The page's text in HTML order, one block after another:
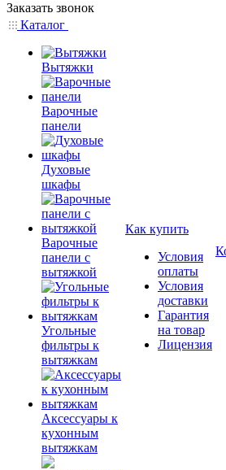
Заказать звонок
Каталог
Вытяжки
Варочные
панели
Духовые
шкафы
Варочные
панели с
вытяжкой
Угольные
фильтры к
вытяжкам
Аксессуары к
кухонным
вытяжкам
Как купить
Условия
оплаты
Условия
доставки
Гарантия
на товар
Лицензия